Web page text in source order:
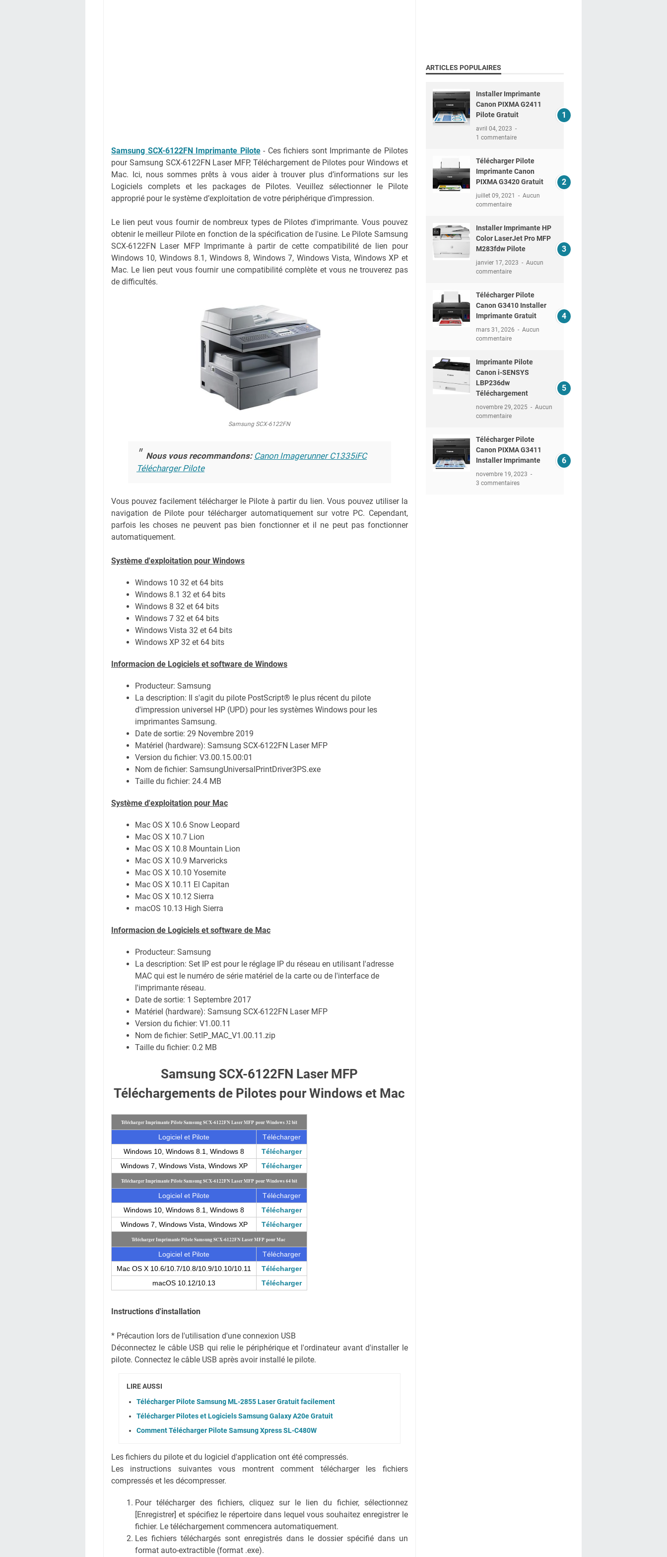
Samsung SCX-6122FN Imprimante Pilote - Ces fichiers sont Imprimante de Pilotes
pour Samsung SCX-6122FN Laser MFP, Téléchargement de Pilotes pour Windows et
Mac. Ici, nous sommes prêts à vous aider à trouver plus d’informations sur les
Logiciels complets et les packages de Pilotes. Veuillez sélectionner le Pilote
approprié pour le système d’exploitation de votre périphérique d’impression.
Le lien peut vous fournir de nombreux types de Pilotes d'imprimante. Vous pouvez
obtenir le meilleur Pilote en fonction de la spécification de l'usine. Le Pilote Samsung
SCX-6122FN Laser MFP Imprimante à partir de cette compatibilité de lien pour
Windows 10, Windows 8.1, Windows 8, Windows 7, Windows Vista, Windows XP et
Mac. Le lien peut vous fournir une compatibilité complète et vous ne trouverez pas
de difficultés.
Samsung SCX-6122FN
Nous vous recommandons: Canon Imagerunner C1335iFC
Télécharger Pilote
Vous pouvez facilement télécharger le Pilote à partir du lien.Vous pouvez utiliser la
navigation de Pilote pour télécharger automatiquement sur votre PC. Cependant,
parfois les choses ne peuvent pas bien fonctionner et il ne peut pas fonctionner
automatiquement.
Système d'exploitation pour Windows
Windows 10 32 et 64 bits
Windows 8.1 32 et 64 bits
Windows 8 32 et 64 bits
Windows 7 32 et 64 bits
Windows Vista 32 et 64 bits
Windows XP 32 et 64 bits
Informacion de Logiciels et software de Windows
Producteur: Samsung
La description: Il s'agit du pilote PostScript® le plus récent du pilote
d'impression universel HP (UPD) pour les systèmes Windows pour les
imprimantes Samsung.
Date de sortie: 29 Novembre 2019
Matériel (hardware): Samsung SCX-6122FN Laser MFP
Version du fichier: V3.00.15.00:01
Nom de fichier: SamsungUniversalPrintDriver3PS.exe
Taille du fichier: 24.4 MB
Système d'exploitation pour Mac
Mac OS X 10.6 Snow Leopard
Mac OS X 10.7 Lion
Mac OS X 10.8 Mountain Lion
Mac OS X 10.9 Marvericks
Mac OS X 10.10 Yosemite
Mac OS X 10.11 El Capitan
Mac OS X 10.12 Sierra
macOS 10.13 High Sierra
Informacion de Logiciels et software de Mac
Producteur: Samsung
La description: Set IP est pour le réglage IP du réseau en utilisant l'adresse
MAC qui est le numéro de série matériel de la carte ou de l'interface de
l'imprimante réseau.
Date de sortie: 1 Septembre 2017
Matériel (hardware): Samsung SCX-6122FN Laser MFP
Version du fichier: V1.00.11
Nom de fichier: SetIP_MAC_V1.00.11.zip
Taille du fichier: 0.2 MB
Samsung SCX-6122FN Laser MFP
Téléchargements de Pilotes pour Windows et Mac
Télécharger Imprimante Pilote Samsung SCX-6122FN Laser MFP pour Windows 32 bit
Logiciel et Pilote
Télécharger
Windows 10, Windows 8.1, Windows 8
Télécharger
Windows 7, Windows Vista, Windows XP
Télécharger
Télécharger Imprimante Pilote Samsung SCX-6122FN Laser MFP pour Windows 64 bit
Logiciel et Pilote
Télécharger
Windows 10, Windows 8.1, Windows 8
Télécharger
Windows 7, Windows Vista, Windows XP
Télécharger
Télécharger Imprimante Pilote Samsung SCX-6122FN Laser MFP pour Mac
Logiciel et Pilote
Télécharger
Mac OS X 10.6/10.7/10.8/10.9/10.10/10.11
Télécharger
macOS 10.12/10.13
Télécharger
Instructions d'installation
* Précaution lors de l'utilisation d'une connexion USB
Déconnectez le câble USB qui relie le périphérique et l'ordinateur avant d'installer le
pilote. Connectez le câble USB après avoir installé le pilote.
LIRE AUSSI
Télécharger Pilote Samsung ML-2855 Laser Gratuit facilement
Télécharger Pilotes et Logiciels Samsung Galaxy A20e Gratuit
Comment Télécharger Pilote Samsung Xpress SL-C480W
Les fichiers du pilote et du logiciel d'application ont été compressés.
Les instructions suivantes vous montrent comment télécharger les fichiers
compressés et les décompresser.
Pour télécharger des fichiers, cliquez sur le lien du fichier, sélectionnez
[Enregistrer] et spécifiez le répertoire dans lequel vous souhaitez enregistrer le
fichier. Le téléchargement commencera automatiquement.
Les fichiers téléchargés sont enregistrés dans le dossier spécifié dans un
format auto-extractible (format .exe).
ARTICLES POPULAIRES
Installer Imprimante
Canon PIXMA G2411
Pilote Gratuit
avril 04, 2023
1 commentaire
Télécharger Pilote
Imprimante Canon
PIXMA G3420 Gratuit
juillet 09, 2021
Aucun
commentaire
Installer Imprimante HP
Color LaserJet Pro MFP
M283fdw Pilote
janvier 17, 2023
Aucun
commentaire
Télécharger Pilote
Canon G3410 Installer
Imprimante Gratuit
mars 31, 2026
Aucun
commentaire
Imprimante Pilote
Canon i-SENSYS
LBP236dw
Téléchargement
novembre 29, 2025
Aucun
commentaire
Télécharger Pilote
Canon PIXMA G3411
Installer Imprimante
novembre 19, 2023
3 commentaires